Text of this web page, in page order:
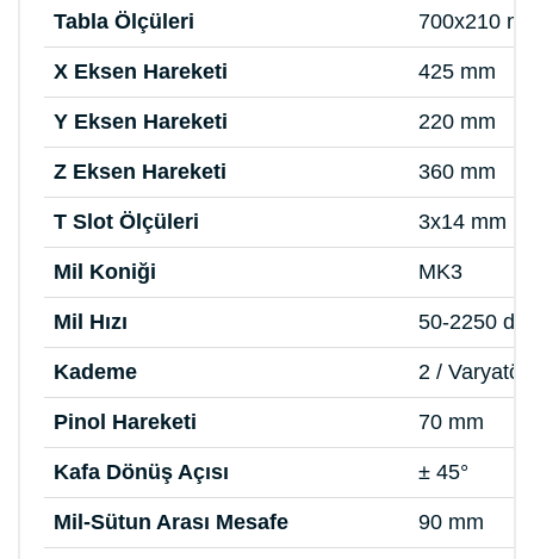
Tabla Ölçüleri 700x210
X Eksen Hareketi 425 mm
Y Eksen Hareketi 220 mm
Z Eksen Hareketi 360 mm
T Slot Ölçüleri 3x14 mm
Mil Koniği MK3
Mil Hızı 50-2250
Kademe 2 /
Pinol Hareketi 70 mm
Kafa Dönüş Açısı ± 45°
Mil-Sütun Arası Mesafe 90 mm